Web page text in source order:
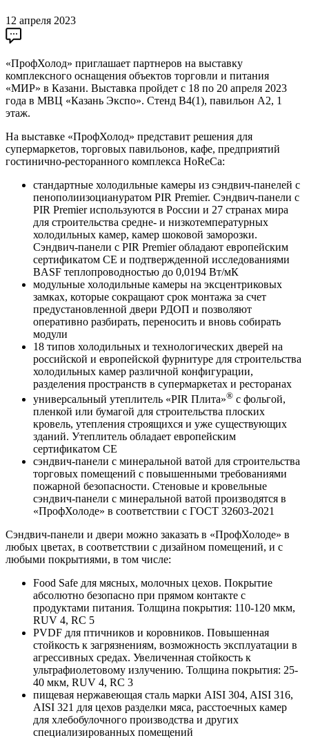
12 апреля 2023
«ПрофХолод» приглашает партнеров на выставку
комплексного оснащения объектов торговли и питания
«МИР» в Казани. Выставка пройдет с 18 по 20 апреля 2023
года в МВЦ «Казань Экспо». Стенд В4(1), павильон А2, 1
этаж.
На выставке «ПрофХолод» представит решения для
супермаркетов, торговых павильонов, кафе, предприятий
гостинично-ресторанного комплекса HoReCa:
стандартные холодильные камеры из сэндвич-панелей с
пенополиизоциануратом PIR Premier. Сэндвич-панели с
PIR Premier используются в России и 27 странах мира
для строительства средне- и низкотемпературных
холодильных камер, камер шоковой заморозки.
Сэндвич-панели с PIR Premier обладают европейским
сертификатом СЕ и подтвержденной исследованиями
BASF теплопроводностью до 0,0194 Вт/мК
модульные холодильные камеры на эксцентриковых
замках, которые сокращают срок монтажа за счет
предустановленной двери РДОП и позволяют
оперативно разбирать, переносить и вновь собирать
модули
18 типов холодильных и технологических дверей на
российской и европейской фурнитуре для строительства
холодильных камер различной конфигурации,
разделения пространств в супермаркетах и ресторанах
универсальный утеплитель «PIR Плита»® с фольгой,
пленкой или бумагой для строительства плоских
кровель, утепления строящихся и уже существующих
зданий. Утеплитель обладает европейским
сертификатом СЕ
сэндвич-панели с минеральной ватой для строительства
торговых помещений с повышенными требованиями
пожарной безопасности. Стеновые и кровельные
сэндвич-панели с минеральной ватой производятся в
«ПрофХолоде» в соответствии c ГОСТ 32603-2021
Сэндвич-панели и двери можно заказать в «ПрофХолоде» в
любых цветах, в соответствии с дизайном помещений, и с
любыми покрытиями, в том числе:
Food Safe для мясных, молочных цехов. Покрытие
абсолютно безопасно при прямом контакте с
продуктами питания. Толщина покрытия: 110-120 мкм,
RUV 4, RC 5
PVDF для птичников и коровников. Повышенная
стойкость к загрязнениям, возможность эксплуатации в
агрессивных средах. Увеличенная стойкость к
ультрафиолетовому излучению. Толщина покрытия: 25-
40 мкм, RUV 4, RC 3
пищевая нержавеющая сталь марки AISI 304, AISI 316,
AISI 321 для цехов разделки мяса, расстоечных камер
для хлебобулочного производства и других
специализированных помещений